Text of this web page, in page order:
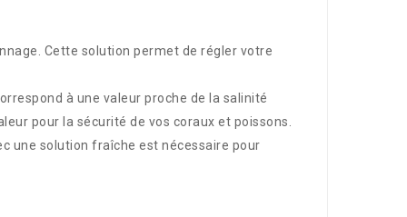
Cette solution permet de régler votre
à une valeur proche de la salinité
pour la sécurité de vos coraux et poissons.
une solution fraîche est nécessaire pour